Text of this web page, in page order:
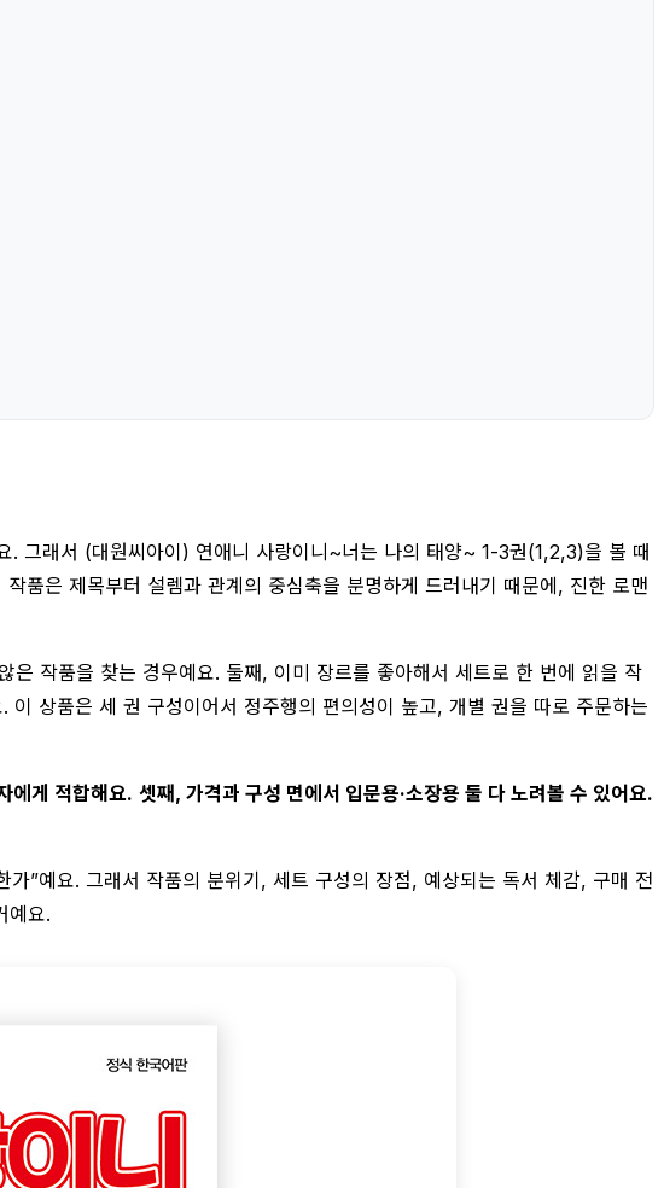
. 그래서 (대원씨아이) 연애니 사랑이니~너는 나의 태양~ 1-3권(1,2,3)을 볼 때
품은 제목부터 설렘과 관계의 중심축을 분명하게 드러내기 때문에, 진한 로맨
작품을 찾는 경우예요. 둘째, 이미 장르를 좋아해서 세트로 한 번에 읽을 작
상품은 세 권 구성이어서 정주행의 편의성이 높고, 개별 권을 따로 주문하는
에게 적합해요. 셋째, 가격과 구성 면에서 입문용·소장용 둘 다 노려볼 수 있어요.
”예요. 그래서 작품의 분위기, 세트 구성의 장점, 예상되는 독서 체감, 구매 전
예요.